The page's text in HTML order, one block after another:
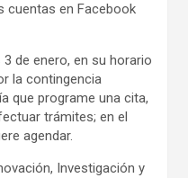
cuentas en Facebook
de enero, en su horario
la contingencia
que programe una cita,
trámites; en el
agendar.
Investigación y